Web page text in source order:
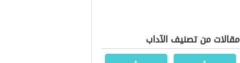
مقالات من تصنيف الآداب